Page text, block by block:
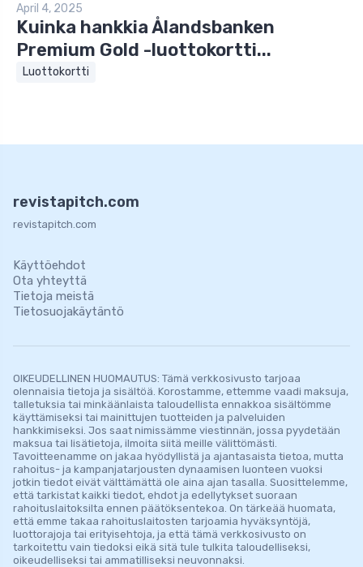
April 4, 2025
Kuinka hankkia Ålandsbanken
Premium Gold -luottokortti...
Luottokortti
revistapitch.com
revistapitch.com
Käyttöehdot
Ota yhteyttä
Tietoja meistä
Tietosuojakäytäntö
OIKEUDELLINEN HUOMAUTUS: Tämä verkkosivusto tarjoaa
olennaisia ​​tietoja ja sisältöä. Korostamme, ettemme vaadi maksuja,
talletuksia tai minkäänlaista taloudellista ennakkoa sisältömme
käyttämiseksi tai mainittujen tuotteiden ja palveluiden
hankkimiseksi. Jos saat nimissämme viestinnän, jossa pyydetään
maksua tai lisätietoja, ilmoita siitä meille välittömästi.
Tavoitteenamme on jakaa hyödyllistä ja ajantasaista tietoa, mutta
rahoitus- ja kampanjatarjousten dynaamisen luonteen vuoksi
jotkin tiedot eivät välttämättä ole aina ajan tasalla. Suosittelemme,
että tarkistat kaikki tiedot, ehdot ja edellytykset suoraan
rahoituslaitoksilta ennen päätöksentekoa. On tärkeää huomata,
että emme takaa rahoituslaitosten tarjoamia hyväksyntöjä,
luottorajoja tai erityisehtoja, ja että tämä verkkosivusto on
tarkoitettu vain tiedoksi eikä sitä tule tulkita taloudelliseksi,
oikeudelliseksi tai ammatilliseksi neuvonnaksi.